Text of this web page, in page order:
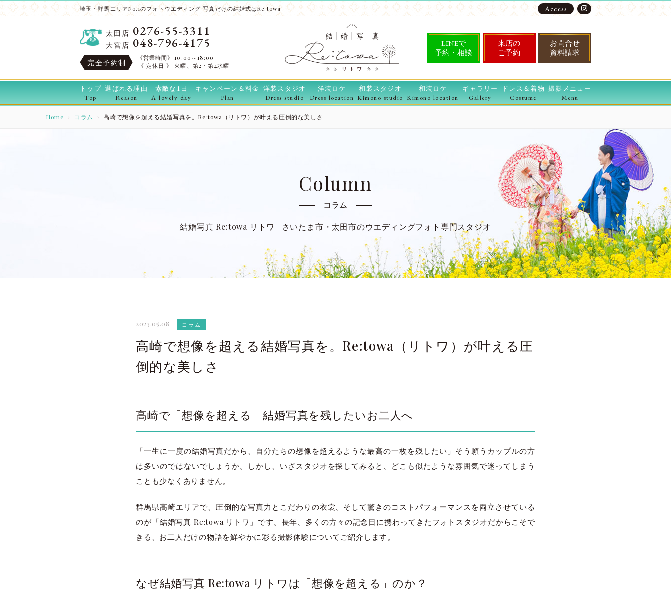
埼玉・群馬エリアNo.1のフォトウエディング 写真だけの結婚式はRe:towa Access
太田店 0276-55-3311
大宮店 048-796-4175
完全予約制
《営業時間》
10:00～18:00
《 定休日 》
火曜、第2・第4水曜
LINEで
予約・相談
来店の
ご予約
お問合せ
資料請求
トップ
Top
選ばれる理由
Reason
素敵な1日
A lovely day
キャンペーン＆料金
Plan
洋装スタジオ
Dress studio
洋装ロケ
Dress location
和装スタジオ
Kimono studio
和装ロケ
Kimono location
ギャラリー
Gallery
ドレス＆着物
Costume
撮影メニュー
Menu
Home コラム 高崎で想像を超える結婚写真を。Re:towa（リトワ）が叶える圧倒的な美しさ
Column
コラム
結婚写真 Re:towa リトワ さいたま市・太田市のウエディングフォト専門スタジオ
2023.05.08 コラム
高崎で想像を超える結婚写真を。Re:towa（リトワ）が叶える圧
倒的な美しさ
高崎で「想像を超える」結婚写真を残したいお二人へ
「一生に一度の結婚写真だから、自分たちの想像を超えるような最高の一枚を残したい」そう願うカップルの方
は多いのではないでしょうか。しかし、いざスタジオを探してみると、どこも似たような雰囲気で迷ってしまう
ことも少なくありません。
群馬県高崎エリアで、圧倒的な写真力とこだわりの衣裳、そして驚きのコストパフォーマンスを両立させている
のが「結婚写真 Re:towa リトワ」です。長年、多くの方々の記念日に携わってきたフォトスタジオだからこそで
きる、お二人だけの物語を鮮やかに彩る撮影体験についてご紹介します。
なぜ結婚写真 Re:towa リトワは「想像を超える」のか？